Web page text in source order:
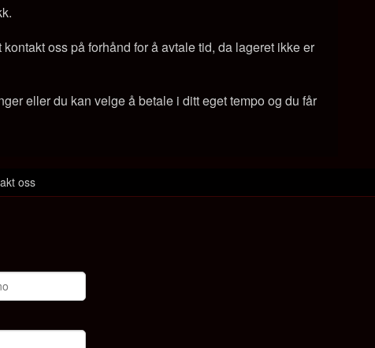
oss på forhånd for å avtale tid, da lageret ikke er
eller du kan velge å betale i ditt eget tempo og du får
oss